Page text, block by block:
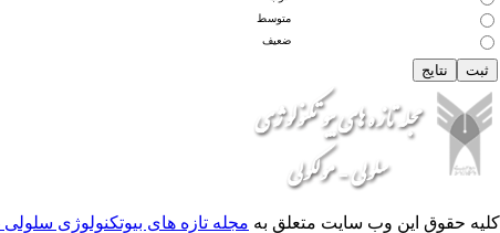
متوسط
ضعیف
کلیه حقوق این وب سایت متعلق به مجله تازه های بیوتکنولوژی